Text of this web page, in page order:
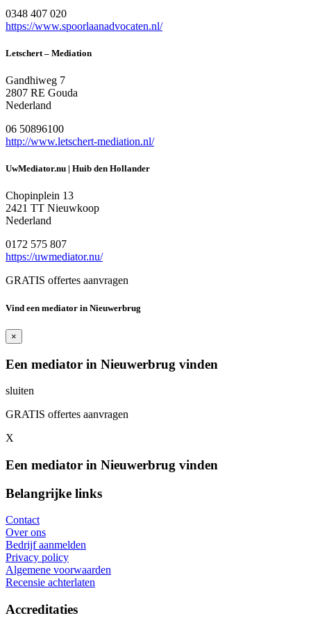
0348 407 020
https://www.spoorlaanadvocaten.nl/
Letschert – Mediation
Gandhiweg 7
2807 RE Gouda
Nederland
06 50896100
http://www.letschert-mediation.nl/
UwMediator.nu | Huib den Hollander
Chopinplein 13
2421 TT Nieuwkoop
Nederland
0172 575 807
https://uwmediator.nu/
GRATIS offertes aanvragen
Vind een mediator in Nieuwerbrug
×
Een mediator in Nieuwerbrug vinden
sluiten
GRATIS offertes aanvragen
X
Een mediator in Nieuwerbrug vinden
Belangrijke links
Contact
Over ons
Bedrijf aanmelden
Privacy policy
Algemene voorwaarden
Recensie achterlaten
Accreditaties